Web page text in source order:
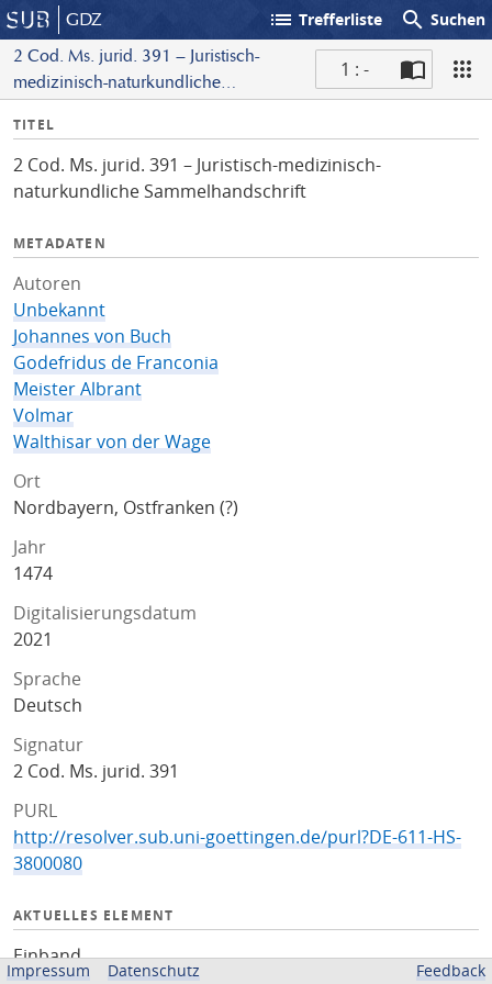
GDZ list Trefferliste search Suchen
2 Cod. Ms. jurid. 391 – Juristisch-
medizinisch-naturkundliche
1 : -
I
f
o
TITEL
2 Cod. Ms. jurid. 391 – Juristisch-medizinisch-
naturkundliche Sammelhandschrift
METADATEN
Autoren
Unbekannt
Johannes von Buch
Godefridus de Franconia
Meister Albrant
Volmar
Walthisar von der Wage
Ort
Nordbayern, Ostfranken (?)
Jahr
1474
Digitalisierungsdatum
2021
Sprache
Deutsch
Signatur
2 Cod. Ms. jurid. 391
PURL
http://resolver.sub.uni-goettingen.de/purl?DE-611-HS-
3800080
AKTUELLES ELEMENT
Einband
Impressum Datenschutz Feedback